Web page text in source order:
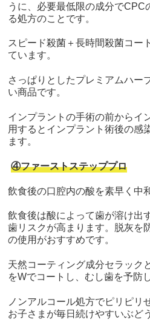
うに、必要最低限の成分でCPC
る処方のことです。
スピード殺菌＋長時間殺菌コー
ています。
さっぱりとしたプレミアムハー
い商品です。
インプラントの手術の前からイ
用するとインプラント術後の感
ます。
④ファーストステッププロ
飲食後の口腔内の酸を素早く中
飲食後は酸によって歯が溶け出
歯リスクが高まります。脱灰を
の使用がおすすめです。
天然コーティング成分セラック
をWでコートし、むし歯を予防
ノンアルコール処方でピリピリ
お子さまが毎日続けやすいぶど